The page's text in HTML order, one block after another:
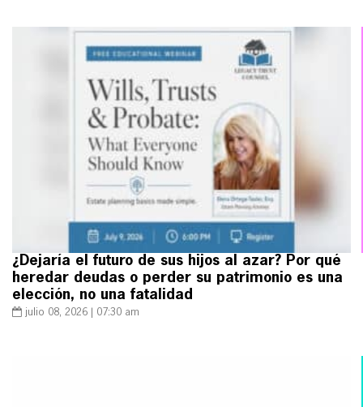
¿Dejaría el futuro de sus hijos al azar? Por qué
heredar deudas o perder su patrimonio es una
elección, no una fatalidad
julio 08, 2026 | 07:30 am